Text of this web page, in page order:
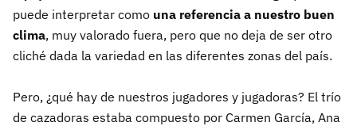
puede interpretar como una referencia a nuestro buen
clima, muy valorado fuera, pero que no deja de ser otro
cliché dada la variedad en las diferentes zonas del país.
Pero, ¿qué hay de nuestros jugadores y jugadoras? El trío
de cazadoras estaba compuesto por Carmen García, Ana